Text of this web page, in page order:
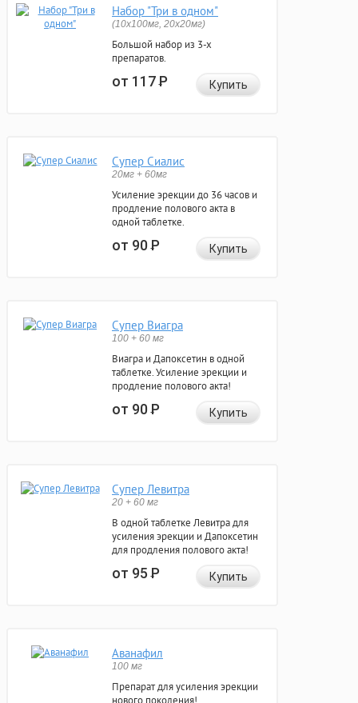
Набор "Три в одном"
(10x100мг, 20x20мг)
Большой набор из 3-х
препаратов.
от 117Р Купить
Супер Сиалис
20мг + 60мг
Усиление эрекции до 36 часов и
продление полового акта в
одной таблетке.
от 90Р Купить
Супер Виагра
100 + 60 мг
Виагра и Дапоксетин в одной
таблетке. Усиление эрекции и
продление полового акта!
от 90Р Купить
Супер Левитра
20 + 60 мг
В одной таблетке Левитра для
усиления эрекции и Дапоксетин
для продления полового акта!
от 95Р Купить
Аванафил
100 мг
Препарат для усиления эрекции